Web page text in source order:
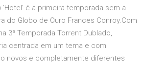
é a primeira temporada sem a
Globo de Ouro Frances Conroy.Com
3ª Temporada Torrent Dublado,
centrada em um tema e com
novos e completamente diferentes